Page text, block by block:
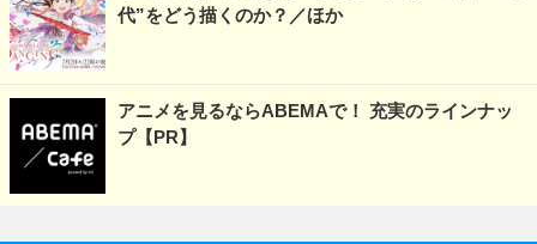
代”をどう描くのか？／ほか
アニメを見るならABEMAで！ 充実のラインナッ
プ【PR】